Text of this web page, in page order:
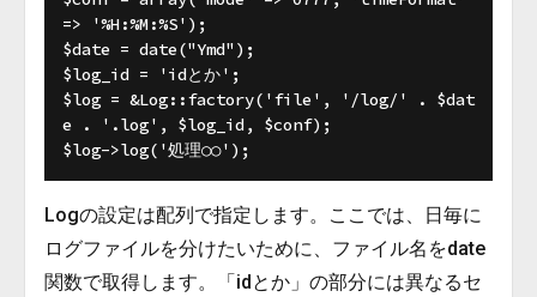
=> '%H:%M:%S');
$date = date("Ymd");
$log_id = 'idとか';
$log = &Log::factory('file', '/log/' . $dat
e . '.log', $log_id, $conf);
Logの設定は配列で指定します。ここでは、日毎に
ログファイルを分けたいために、ファイル名をdate
関数で取得します。「idとか」の部分には異なるセ